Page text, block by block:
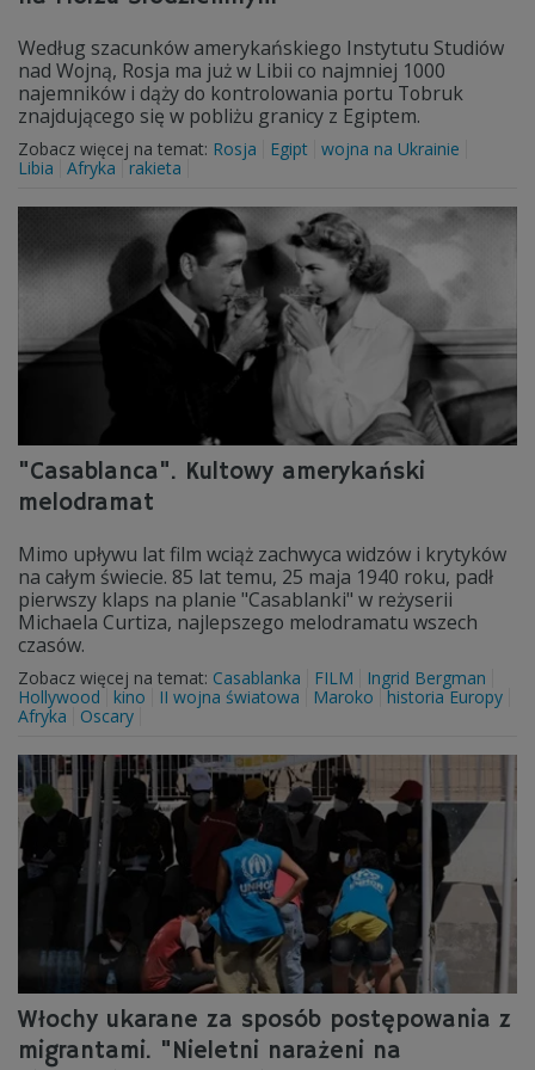
Według szacunków amerykańskiego Instytutu Studiów
nad Wojną, Rosja ma już w Libii co najmniej 1000
najemników i dąży do kontrolowania portu Tobruk
znajdującego się w pobliżu granicy z Egiptem.
Zobacz więcej na temat: Rosja Egipt wojna na Ukrainie
Libia
Afryka rakieta
"Casablanca". Kultowy amerykański
melodramat
Mimo upływu lat film wciąż zachwyca widzów i krytyków
na całym świecie. 85 lat temu, 25 maja 1940 roku, padł
pierwszy klaps na planie "Casablanki" w reżyserii
Michaela Curtiza, najlepszego melodramatu wszech
czasów.
Zobacz więcej na temat: Casablanka FILM
Ingrid Bergman
Hollywood
kino II wojna światowa Maroko
historia Europy
Afryka
Oscary
Włochy ukarane za sposób postępowania z
migrantami. "Nieletni narażeni na